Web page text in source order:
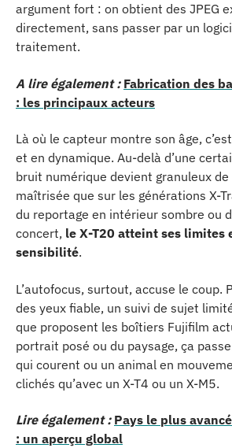
argument fort : on obtient des JPEG
directement, sans passer par un
traitement.
A lire également : Fabrication des
: les principaux acteurs
Là où le capteur montre son âge,
et en dynamique. Au-delà d’une
bruit numérique devient granuleux
maîtrisée que sur les générations X-
du reportage en intérieur sombre ou
concert, le X-T20 atteint ses limites
sensibilité.
L’autofocus, surtout, accuse le coup.
des yeux fiable, un suivi de sujet
que proposent les boîtiers Fujifilm
portrait posé ou du paysage, ça
qui courent ou un animal en
clichés qu’avec un X-T4 ou un X-M5.
Lire également : Pays le plus
: un aperçu global